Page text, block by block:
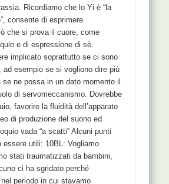
Ricordiamo che lo Yi è “la
consente di esprimere
che si prova il cuore, come
e di espressione di sè.
implicato soprattutto se ci sono
ad esempio se si vogliono dire più
se ne possa in un dato momento il
di servomeccanismo. Dovrebbe
favorire la fluidità dell’apparato
di produzione del suono ed
vada “a scatti” Alcuni punti
essere utili: 10BL: Vogliamo
stati traumatizzati da bambini,
ci ha sgridato perché
periodo in cui stavamo